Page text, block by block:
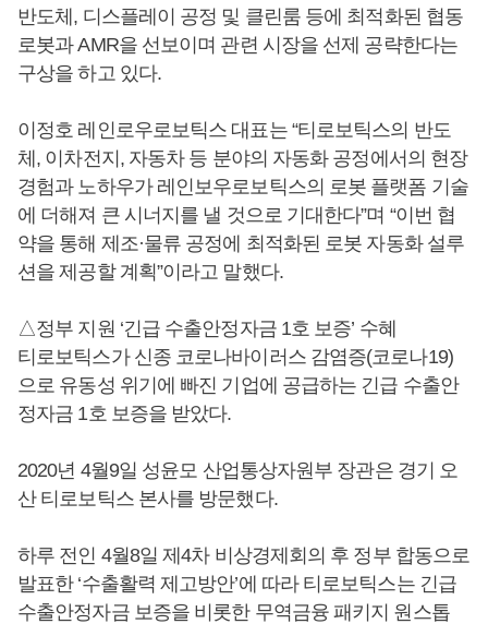
반도체, 디스플레이 공정 및 클린룸 등에 최적화된 협동
로봇과 AMR을 선보이며 관련 시장을 선제 공략한다는
구상을 하고 있다.
이정호 레인로우로보틱스 대표는 “티로보틱스의 반도
체, 이차전지, 자동차 등 분야의 자동화 공정에서의 현장
경험과 노하우가 레인보우로보틱스의 로봇 플랫폼 기술
에 더해져 큰 시너지를 낼 것으로 기대한다”며 “이번 협
약을 통해 제조·물류 공정에 최적화된 로봇 자동화 설루
션을 제공할 계획”이라고 말했다.
△정부 지원 ‘긴급 수출안정자금 1호 보증’ 수혜
티로보틱스가 신종 코로나바이러스 감염증(코로나19)
으로 유동성 위기에 빠진 기업에 공급하는 긴급 수출안
정자금 1호 보증을 받았다.
2020년 4월9일 성윤모 산업통상자원부 장관은 경기 오
산 티로보틱스 본사를 방문했다.
하루 전인 4월8일 제4차 비상경제회의 후 정부 합동으로
발표한 ‘수출활력 제고방안’에 따라 티로보틱스는 긴급
수출안정자금 보증을 비롯한 무역금융 패키지 원스톱